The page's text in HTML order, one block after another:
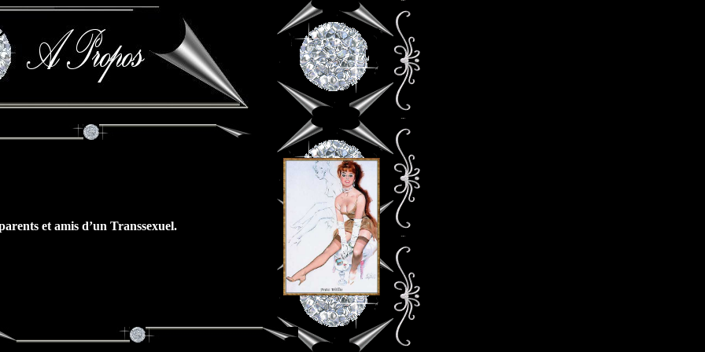
et amis d’un Transsexuel.